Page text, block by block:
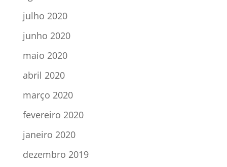
julho 2020
junho 2020
maio 2020
abril 2020
março 2020
fevereiro 2020
janeiro 2020
dezembro 2019